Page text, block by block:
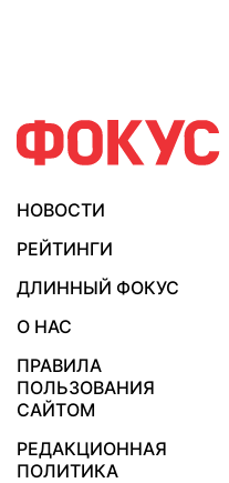
НОВОСТИ
РЕЙТИНГИ
ДЛИННЫЙ ФОКУС
О НАС
ПРАВИЛА
ПОЛЬЗОВАНИЯ
САЙТОМ
РЕДАКЦИОННАЯ
ПОЛИТИКА